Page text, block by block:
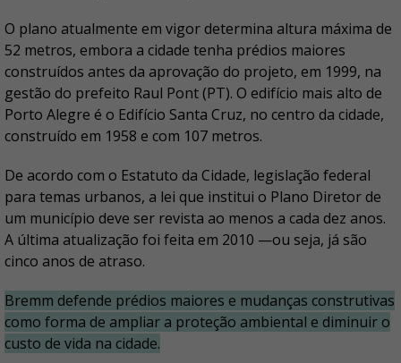
O plano atualmente em vigor determina altura máxima de
52 metros, embora a cidade tenha prédios maiores
construídos antes da aprovação do projeto, em 1999, na
gestão do prefeito Raul Pont (PT). O edifício mais alto de
Porto Alegre é o Edifício Santa Cruz, no centro da cidade,
construído em 1958 e com 107 metros.
De acordo com o Estatuto da Cidade, legislação federal
para temas urbanos, a lei que institui o Plano Diretor de
um município deve ser revista ao menos a cada dez anos.
A última atualização foi feita em 2010 —ou seja, já são
cinco anos de atraso.
Bremm defende prédios maiores e mudanças construtivas
como forma de ampliar a proteção ambiental e diminuir o
custo de vida na cidade.